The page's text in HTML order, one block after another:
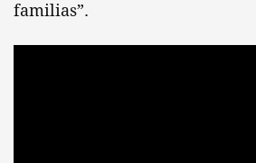
familias”.